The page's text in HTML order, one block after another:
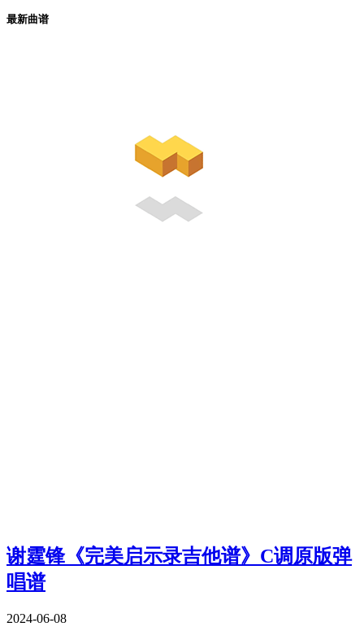
最新曲谱
谢霆锋《完美启示录吉他谱》C调原版弹
唱谱
2024-06-08